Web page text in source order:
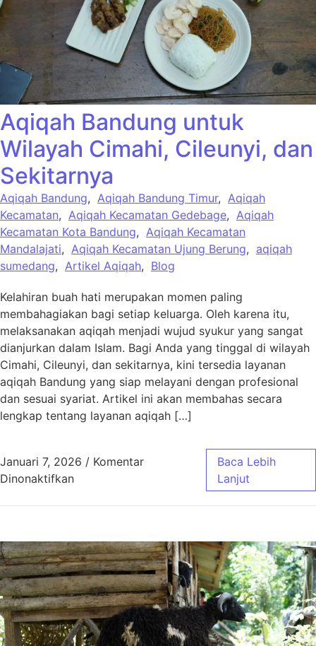
Aqiqah Bandung untuk
Wilayah Cimahi, Cileunyi, dan
Sekitarnya
Aqiqah Bandung, Aqiqah Bandung Timur, Aqiqah
Kecamatan, Aqiqah Kecamatan Gedebage, Aqiqah
Kecamatan Kota Bandung, Aqiqah Kecamatan
Mandalajati, Aqiqah Kecamatan Ujung Berung, aqiqah
sumedang, Artikel Aqiqah, Blog
Kelahiran buah hati merupakan momen paling
membahagiakan bagi setiap keluarga. Oleh karena itu,
melaksanakan aqiqah menjadi wujud syukur yang sangat
dianjurkan dalam Islam. Bagi Anda yang tinggal di wilayah
Cimahi, Cileunyi, dan sekitarnya, kini tersedia layanan
aqiqah Bandung yang siap melayani dengan profesional
dan sesuai syariat. Artikel ini akan membahas secara
lengkap tentang layanan aqiqah […]
Januari 7, 2026 / Komentar
Dinonaktifkanpada Aqiqah Bandung untuk Wilayah
Baca Lebih
Lanjut